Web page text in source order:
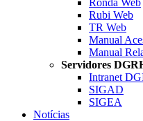
Rubi Web
TR Web
Manual
Manual
Servidores
Intranet
SIGAD
SIGEA
Notícias